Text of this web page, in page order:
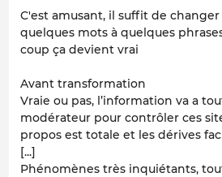
C'est amusant, il suffit de
quelques mots à quelques
coup ça devient vrai
Avant transformation
Vraie ou pas, l’information va a
modérateur pour contrôler ces
propos est totale et les dérives
[...]
Phénomènes très inquiétants,